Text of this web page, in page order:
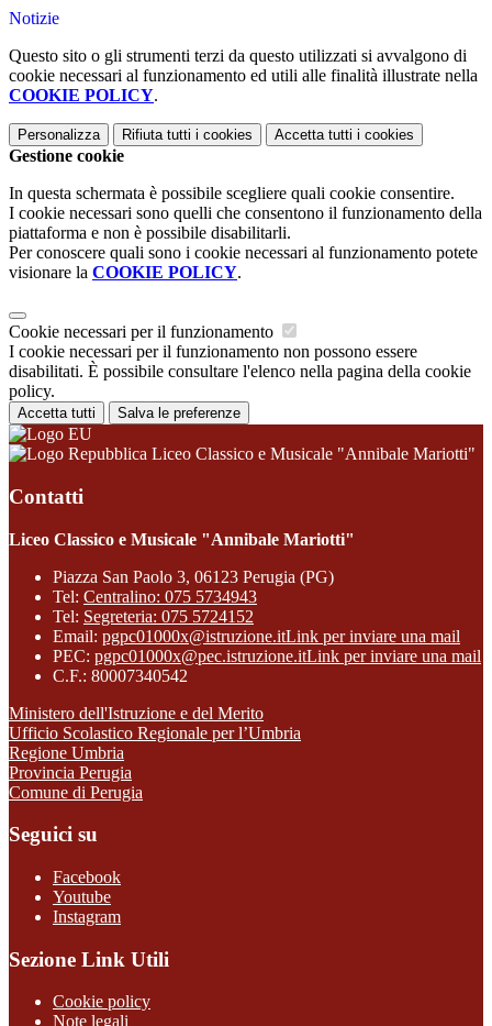
Notizie
Questo sito o gli strumenti terzi da questo utilizzati si avvalgono di
cookie necessari al funzionamento ed utili alle finalità illustrate nella
COOKIE POLICY.
Personalizza Rifiuta tutti i cookies Accetta tutti i cookies
Gestione cookie
In questa schermata è possibile scegliere quali cookie consentire.
I cookie necessari sono quelli che consentono il funzionamento della
piattaforma e non è possibile disabilitarli.
Per conoscere quali sono i cookie necessari al funzionamento potete
visionare la COOKIE POLICY.
Cookie necessari per il funzionamento
I cookie necessari per il funzionamento non possono essere
disabilitati. È possibile consultare l'elenco nella pagina della cookie
policy.
Accetta tutti Salva le preferenze
Liceo Classico e Musicale "Annibale Mariotti"
Contatti
Liceo Classico e Musicale "Annibale Mariotti"
Piazza San Paolo 3, 06123 Perugia (PG)
Tel: Centralino: 075 5734943
Tel: Segreteria: 075 5724152
Email: pgpc01000x@istruzione.itLink per inviare una mail
PEC: pgpc01000x@pec.istruzione.itLink per inviare una mail
C.F.: 80007340542
Ministero dell'Istruzione e del Merito
Ufficio Scolastico Regionale per l’Umbria
Regione Umbria
Provincia Perugia
Comune di Perugia
Seguici su
Facebook
Youtube
Instagram
Sezione Link Utili
Cookie policy
Note legali